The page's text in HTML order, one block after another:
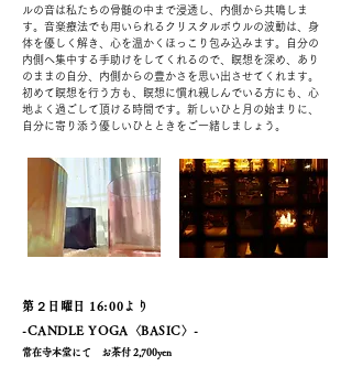
ルの音は私たちの骨髄の中まで浸透し、内側から共鳴しま
す。音楽療法でも用いられるクリスタルボウルの波動は、身
体を優しく解き、心を温かくほっこり包み込みます。自分の
内側へ集中する手助けをしてくれるので、瞑想を深め、あり
のままの自分、内側からの豊かさを思い出させてくれます。
初めて瞑想を行う方も、瞑想に慣れ親しんでいる方にも、心
地よく過ごして頂ける時間です。 新しいひと月の始まりに、
自分に寄り添う優しいひとときをご一緒しましょう。
第２日曜日 16:00より
-CANDLE YOGA〈BASIC〉-
常在寺本堂にて お茶付 2,700yen